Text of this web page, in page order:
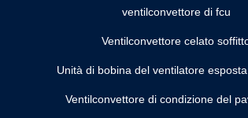
ventilconvettore di fcu
Ventilconvettore celato
Unità di bobina del ventilatore
Ventilconvettore di condizione del